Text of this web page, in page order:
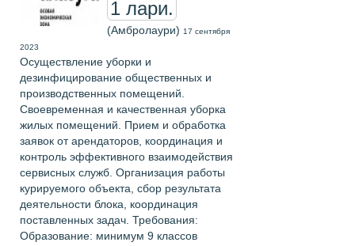
1 лари.
(Амбролаури) 17 сентября
2023
Осуществление уборки и
дезинфицирование общественных и
производственных помещений.
Своевременная и качественная уборка
жилых помещений. Прием и обработка
заявок от арендаторов, координация и
контроль эффективного взаимодействия
сервисных служб. Организация работы
курируемого объекта, сбор результата
деятельности блока, координация
поставленных задач. Требования:
Образование: минимум 9 классов